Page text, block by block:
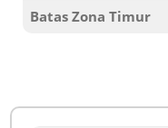
Batas Zona Timur